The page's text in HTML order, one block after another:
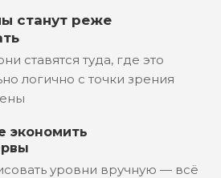
станут реже
ставятся туда, где это
логично с точки зрения
экономить
уровни вручную — всё